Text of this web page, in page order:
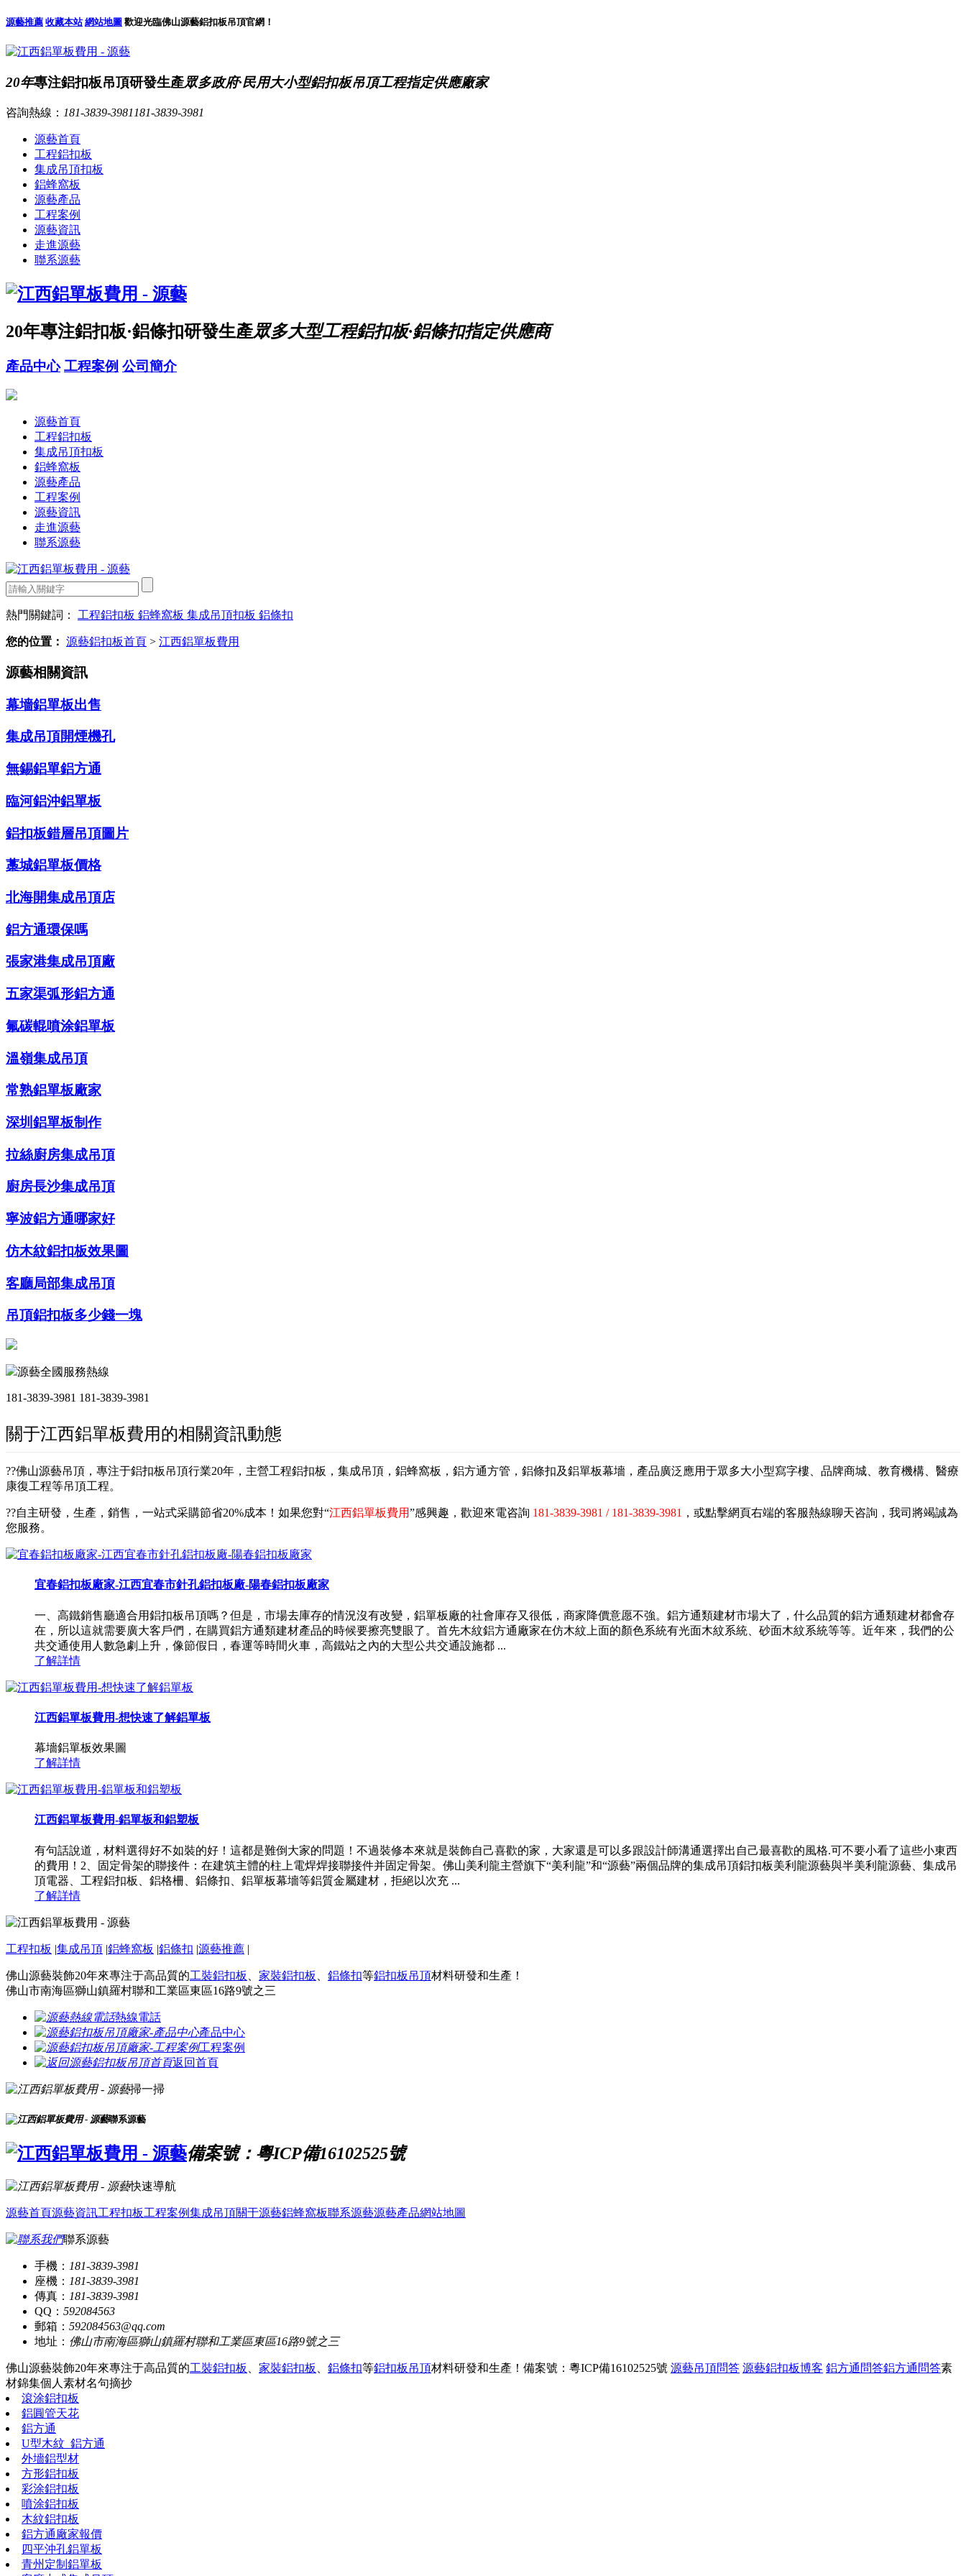
源藝推薦 收藏本站 網站地圖 歡迎光臨佛山源藝鋁扣板吊頂官網！
20年專注鋁扣板吊頂研發生產眾多政府·民用大小型鋁扣板吊頂工程指定供應廠家
咨詢熱線： 181-3839-3981 181-3839-3981
源藝首頁
工程鋁扣板
集成吊頂扣板
鋁蜂窩板
源藝產品
工程案例
源藝資訊
走進源藝
聯系源藝
20年專注鋁扣板·鋁條扣研發生產眾多大型工程鋁扣板·鋁條扣指定供應商
產品中心 工程案例 公司簡介
源藝首頁
工程鋁扣板
集成吊頂扣板
鋁蜂窩板
源藝產品
工程案例
源藝資訊
走進源藝
聯系源藝
熱門關鍵詞： 工程鋁扣板 鋁蜂窩板 集成吊頂扣板 鋁條扣
您的位置： 源藝鋁扣板首頁 > 江西鋁單板費用
源藝相關資訊
幕墻鋁單板出售
集成吊頂開煙機孔
無錫鋁單鋁方通
臨河鋁沖鋁單板
鋁扣板錯層吊頂圖片
藁城鋁單板價格
北海開集成吊頂店
鋁方通環保嗎
張家港集成吊頂廠
五家渠弧形鋁方通
氟碳輥噴涂鋁單板
溫嶺集成吊頂
常熟鋁單板廠家
深圳鋁單板制作
拉絲廚房集成吊頂
廚房長沙集成吊頂
寧波鋁方通哪家好
仿木紋鋁扣板效果圖
客廳局部集成吊頂
吊頂鋁扣板多少錢一塊
源藝全國服務熱線
181-3839-3981 181-3839-3981
關于江西鋁單板費用的相關資訊動態
??佛山源藝吊頂，專注于鋁扣板吊頂行業20年，主營工程鋁扣板，集成吊頂，鋁蜂窩板，鋁方通方管，鋁條扣及鋁單板幕墻，產品廣泛應用于眾多大小型寫字樓、品牌商城、教育機構、醫療
康復工程等吊頂工程。
??自主研發，生產，銷售，一站式采購節省20%成本！如果您對“江西鋁單板費用”感興趣，歡迎來電咨詢 181-3839-3981 / 181-3839-3981 ，或點擊網頁右端的客服熱線聊天咨詢，我司將竭誠為
您服務。
宜春鋁扣板廠家-江西宜春市針孔鋁扣板廠-陽春鋁扣板廠家
一、高鐵銷售廳適合用鋁扣板吊頂嗎？但是，市場去庫存的情況沒有改變，鋁單板廠的社會庫存又很低，商家降價意愿不強。鋁方通類建材市場大了，什么品質的鋁方通類建材都會存
在，所以這就需要廣大客戶們，在購買鋁方通類建材產品的時候要擦亮雙眼了。首先木紋鋁方通廠家在仿木紋上面的顏色系統有光面木紋系統、砂面木紋系統等等。近年來，我們的公
共交通使用人數急劇上升，像節假日，春運等時間火車，高鐵站之內的大型公共交通設施都 ...
了解詳情
江西鋁單板費用-想快速了解鋁單板
幕墻鋁單板效果圖
了解詳情
江西鋁單板費用-鋁單板和鋁塑板
有句話說道，材料選得好不如裝的好！這都是難倒大家的問題！不過裝修本來就是裝飾自己喜歡的家，大家還是可以多跟設計師溝通選擇出自己最喜歡的風格.可不要小看了這些小東西
的費用！2、固定骨架的聯接件：在建筑主體的柱上電焊焊接聯接件并固定骨架。佛山美利龍主營旗下“美利龍”和“源藝”兩個品牌的集成吊頂鋁扣板美利龍源藝與半美利龍源藝、集成吊
頂電器、工程鋁扣板、鋁格柵、鋁條扣、鋁單板幕墻等鋁質金屬建材，拒絕以次充 ...
了解詳情
工程扣板 |集成吊頂 |鋁蜂窩板 |鋁條扣 |源藝推薦 |
佛山源藝裝飾20年來專注于高品質的工裝鋁扣板 家裝鋁扣板 鋁條扣等鋁扣板吊頂材料研發和生產！
佛山市南海區獅山鎮羅村聯和工業區東區16路9號之三
熱線電話
產品中心
工程案例
返回首頁
掃一掃
聯系源藝
備案號：粵ICP備16102525號
快速導航
源藝首頁源藝資訊工程扣板工程案例集成吊頂關于源藝鋁蜂窩板聯系源藝源藝產品網站地圖
聯系源藝
手機： 181-3839-3981
座機： 181-3839-3981
傳真： 181-3839-3981
QQ： 592084563
郵箱： 592084563@qq.com
地址： 佛山市南海區獅山鎮羅村聯和工業區東區16路9號之三
佛山源藝裝飾20年來專注于高品質的工裝鋁扣板 家裝鋁扣板 鋁條扣等鋁扣板吊頂材料研發和生產！ 備案號：粵ICP備16102525號 源藝吊頂問答 源藝鋁扣板博客 鋁方通問答鋁方通問答素
材錦集個人素材名句摘抄
滾涂鋁扣板
鋁圓管天花
鋁方通
U型木紋_鋁方通
外墻鋁型材
方形鋁扣板
彩涂鋁扣板
噴涂鋁扣板
木紋鋁扣板
鋁方通廠家報價
四平沖孔鋁單板
青州定制鋁單板